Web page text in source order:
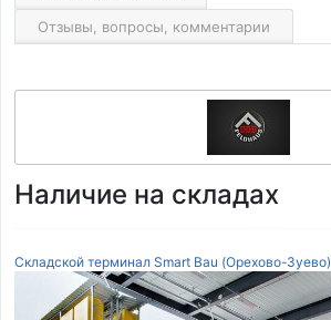
Отзывы, вопросы, комментарии
Наличие на складах
Складской терминал Smart Bau (Орехово-Зуево)